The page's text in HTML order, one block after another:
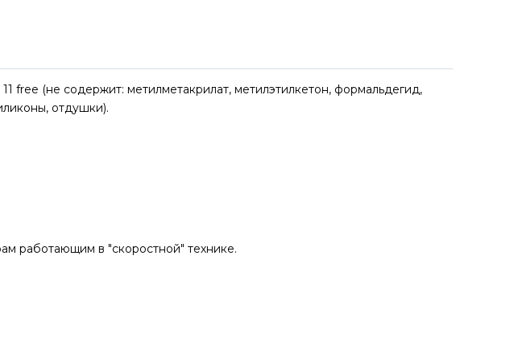
free (не содержит: метилметакрилат, метилэтилкетон, формальдегид,
отдушки).
работающим в "скоростной" технике.